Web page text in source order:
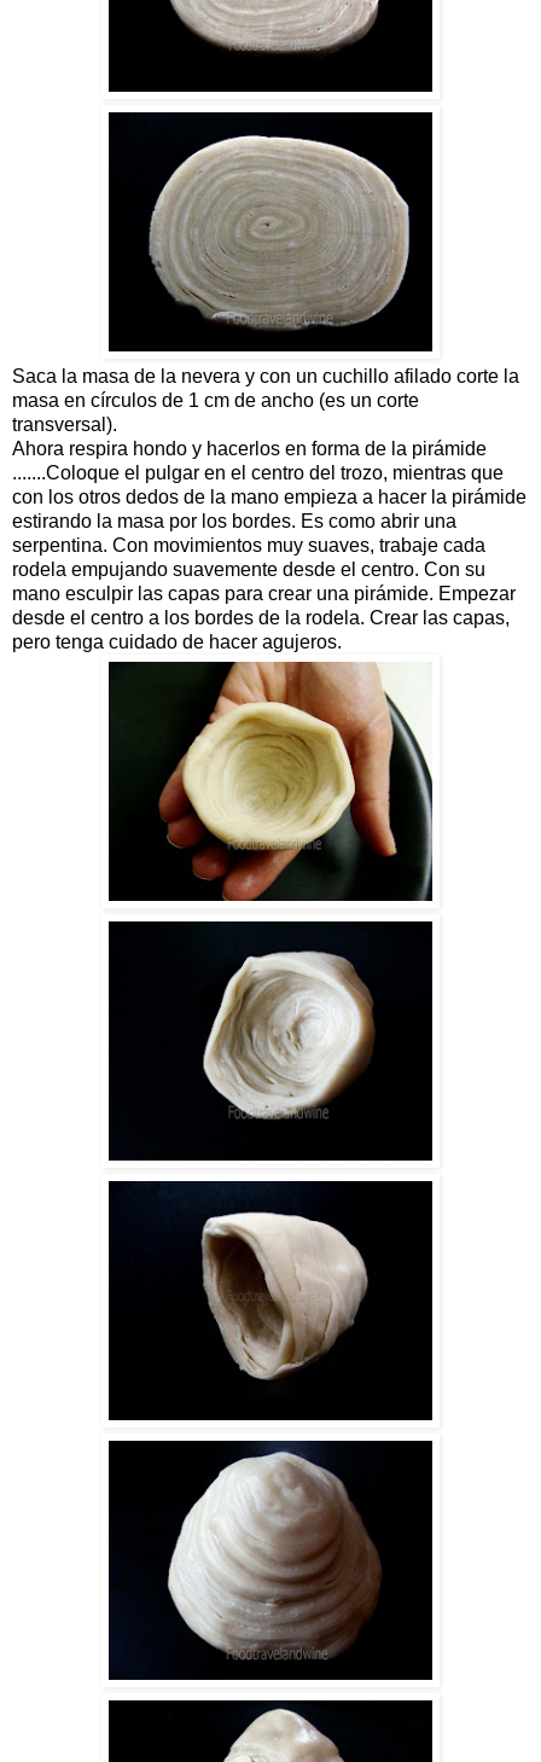
Saca la masa de la nevera y con un cuchillo afilado corte la
masa en círculos de 1 cm de ancho (es un corte
transversal).
Ahora respira hondo y hacerlos en forma de la pirámide
.......Coloque el pulgar en el centro del trozo, mientras que
con los otros dedos de la mano empieza a hacer la pirámide
estirando la masa por los bordes. Es como abrir una
serpentina. Con movimientos muy suaves, trabaje cada
rodela empujando suavemente desde el centro. Con su
mano esculpir las capas para crear una pirámide. Empezar
desde el centro a los bordes de la rodela. Crear las capas,
pero tenga cuidado de hacer agujeros.